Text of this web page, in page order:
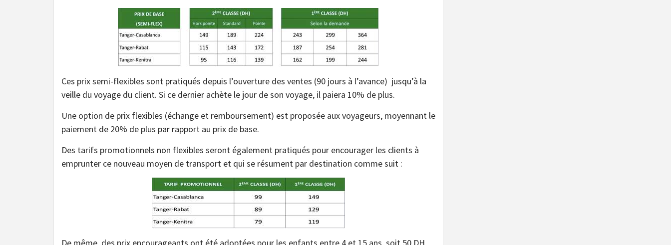
Ces prix semi-flexibles sont pratiqués depuis l’ouverture des ventes (90 jours à l’avance) jusqu’à la
veille du voyage du client. Si ce dernier achète le jour de son voyage, il paiera 10% de plus.
Une option de prix flexibles (échange et remboursement) est proposée aux voyageurs, moyennant le
paiement de 20% de plus par rapport au prix de base.
Des tarifs promotionnels non flexibles seront également pratiqués pour encourager les clients à
emprunter ce nouveau moyen de transport et qui se résument par destination comme suit :
De même, des prix encourageants ont été adoptées pour les enfants entre 4 et 15 ans, soit 50 DH